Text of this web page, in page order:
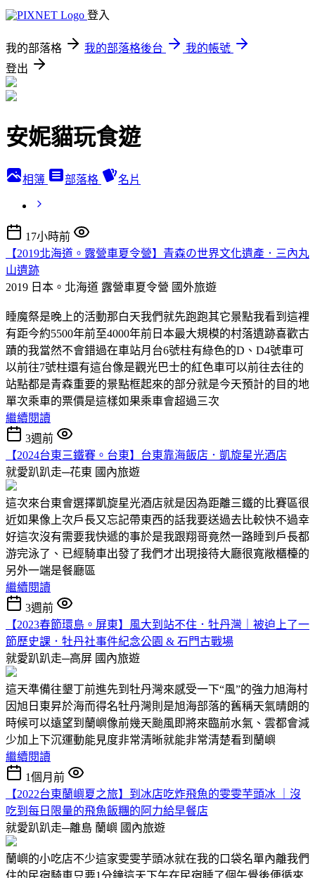
登入
我的部落格 我的部落格後台
我的帳號
登出
安妮貓玩食遊
相簿 部落格 名片
17小時前
【2019北海道。露營車夏令營】青森の世界文化遺產．三內丸
山遺跡
2019 日本。北海道 露營車夏令營 國外旅遊
睡魔祭是晚上的活動那白天我們就先跑跑其它景點我看到這裡
有距今約5500年前至4000年前日本最大規模的村落遺跡喜歡古
蹟的我當然不會錯過在車站月台6號柱有綠色的D、D4號車可
以前往7號柱還有這台像是觀光巴士的紅色車可以前往去往的
站點都是青森重要的景點框起來的部分就是今天預計的目的地
單次乘車的票價是這樣如果乘車會超過三次
繼續閱讀
3週前
【2024台東三鐵賽。台東】台東靠海飯店．凱旋星光酒店
就愛趴趴走─花東 國內旅遊
這次來台東會選擇凱旋星光酒店就是因為距離三鐵的比賽區很
近如果像上次戶長又忘記帶東西的話我要送過去比較快不過幸
好這次沒有需要我快遞的事於是我跟翔哥竟然一路睡到戶長都
游完泳了、已經騎車出發了我們才出現接待大廳很寬敞櫃檯的
另外一端是餐廳區
繼續閱讀
3週前
【2023春節環島。屏東】風大到站不住．牡丹灣｜被迫上了一
節歷史課．牡丹社事件紀念公園 & 石門古戰場
就愛趴趴走─高屏 國內旅遊
這天準備往墾丁前進先到牡丹灣來感受一下“風”的強力旭海村
因旭日東昇於海而得名牡丹灣則是旭海部落的舊稱天氣晴朗的
時候可以遠望到蘭嶼像前幾天颱風即將來臨前水氣、雲都會減
少加上下沉運動能見度非常清晰就能非常清楚看到蘭嶼
繼續閱讀
1個月前
【2022台東蘭嶼夏之旅】到冰店吃炸飛魚的雯雯芋頭冰 ｜沒
吃到每日限量的飛魚飯糰的阿力給早餐店
就愛趴趴走─離島 蘭嶼 國內旅遊
蘭嶼的小吃店不少這家雯雯芋頭冰就在我的口袋名單內離我們
住的民宿騎車只要1分鐘這天下午在民宿睡了個午覺後便循來